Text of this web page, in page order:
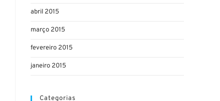
abril 2015
março 2015
fevereiro 2015
janeiro 2015
Categorias